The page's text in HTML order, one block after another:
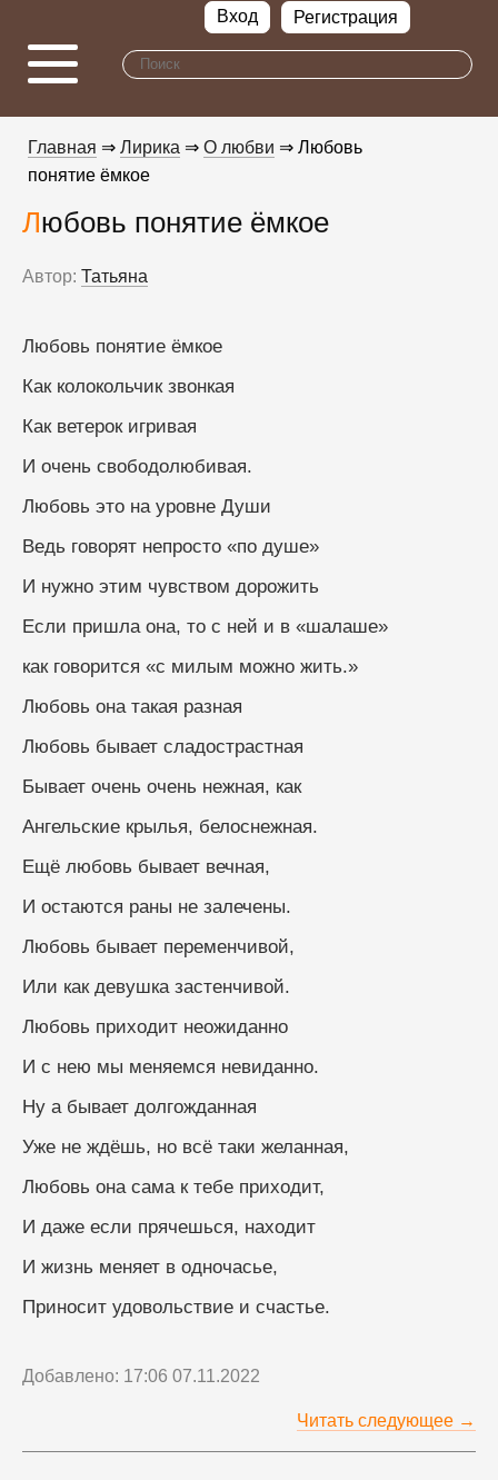
Вход Регистрация
Главная ⇒ Лирика ⇒ О любви ⇒ Любовь
понятие ёмкое
Любовь понятие ёмкое
Автор: Татьяна
Любовь понятие ёмкое
Как колокольчик звонкая
Как ветерок игривая
И очень свободолюбивая.
Любовь это на уровне Души
Ведь говорят непросто «по душе»
И нужно этим чувством дорожить
Если пришла она, то с ней и в «шалаше»
как говорится «с милым можно жить.»
Любовь она такая разная
Любовь бывает сладострастная
Бывает очень очень нежная, как
Ангельские крылья, белоснежная.
Ещё любовь бывает вечная,
И остаются раны не залечены.
Любовь бывает переменчивой,
Или как девушка застенчивой.
Любовь приходит неожиданно
И с нею мы меняемся невиданно.
Ну а бывает долгожданная
Уже не ждёшь, но всё таки желанная,
Любовь она сама к тебе приходит,
И даже если прячешься, находит
И жизнь меняет в одночасье,
Приносит удовольствие и счастье.
Добавлено: 17:06 07.11.2022
Читать следующее →